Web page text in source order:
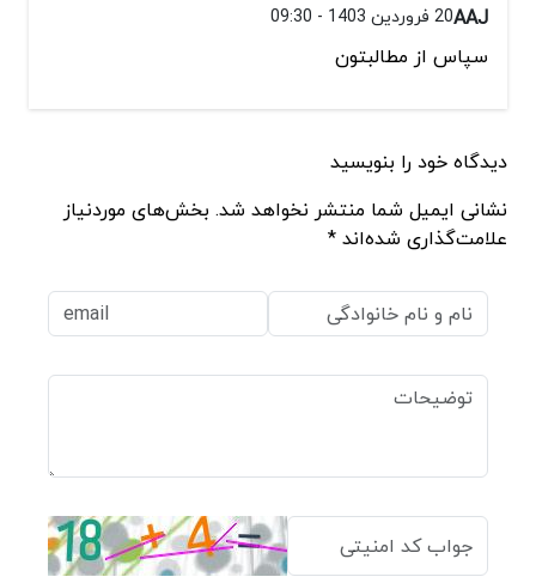
AAJ20 فروردین 1403 - 09:30
سپاس از مطالبتون
دیدگاه خود را بنویسید
نشانی ایمیل شما منتشر نخواهد شد. بخش‌های موردنیاز
علامت‌گذاری شده‌اند *